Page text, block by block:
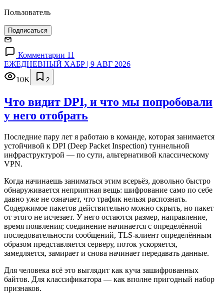
Пользователь
Подписаться
Комментарии 11
ЕЖЕДНЕВНЫЙ ХАБР | 9 АВГ 2026
10K
2
Что видит DPI, и что мы попробовали
у него отобрать
Последние пару лет я работаю в команде, которая занимается
устойчивой к DPI (Deep Packet Inspection) туннельной
инфраструктурой — по сути, альтернативой классическому
VPN.
Когда начинаешь заниматься этим всерьёз, довольно быстро
обнаруживается неприятная вещь: шифрование само по себе
давно уже не означает, что трафик нельзя распознать.
Содержимое пакетов действительно можно скрыть, но пакет
от этого не исчезает. У него остаются размер, направление,
время появления; соединение начинается с определённой
последовательности сообщений, TLS-клиент определённым
образом представляется серверу, поток ускоряется,
замедляется, замирает и снова начинает передавать данные.
Для человека всё это выглядит как куча зашифрованных
байтов. Для классификатора — как вполне пригодный набор
признаков.